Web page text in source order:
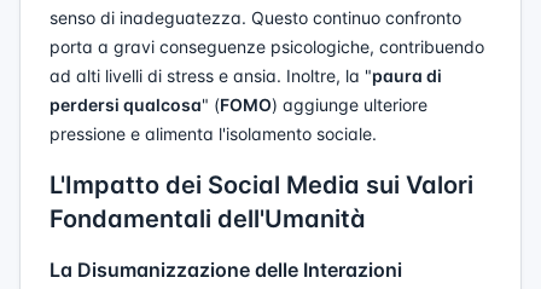
senso di inadeguatezza. Questo continuo confronto
porta a gravi conseguenze psicologiche, contribuendo
ad alti livelli di stress e ansia. Inoltre, la "paura di
perdersi qualcosa" (FOMO) aggiunge ulteriore
pressione e alimenta l'isolamento sociale.
L'Impatto dei Social Media sui Valori
Fondamentali dell'Umanità
La Disumanizzazione delle Interazioni